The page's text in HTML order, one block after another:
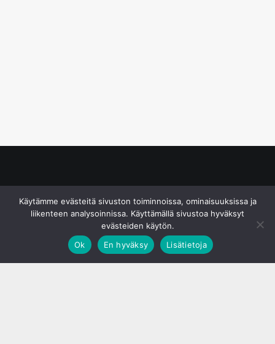
Käytämme evästeitä sivuston toiminnoissa, ominaisuuksissa ja
liikenteen analysoinnissa. Käyttämällä sivustoa hyväksyt
evästeiden käytön.
Ok
En hyväksy Lisätietoja